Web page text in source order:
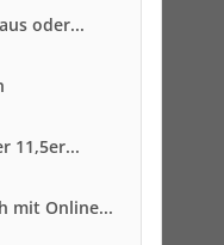
oder...
11,5er...
mit Online...